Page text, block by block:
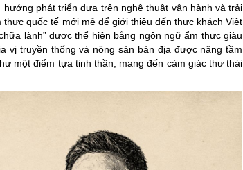
phát triển dựa trên nghệ thuật vận hành và trải
quốc tế mới mẻ để giới thiệu đến thực khách Việt
lành” được thể hiện bằng ngôn ngữ ẩm thực giàu
vị truyền thống và nông sản bản địa được nâng tầm
một điểm tựa tinh thần, mang đến cảm giác thư thái